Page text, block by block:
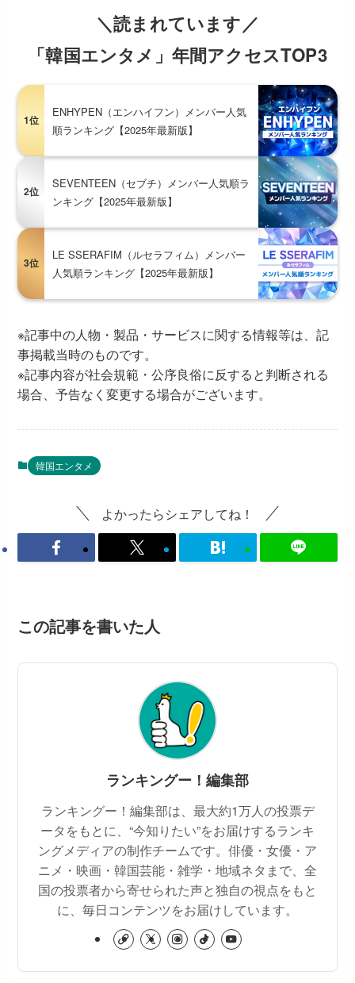
＼読まれています／
「韓国エンタメ」年間アクセスTOP3
1位
ENHYPEN（エンハイフン）メンバー人気
順ランキング【2025年最新版】
2位
SEVENTEEN（セブチ）メンバー人気順ラ
ンキング【2025年最新版】
3位
LE SSERAFIM（ルセラフィム）メンバー
人気順ランキング【2025年最新版】
※記事中の人物・製品・サービスに関する情報等は、記
事掲載当時のものです。
※記事内容が社会規範・公序良俗に反すると判断される
場合、予告なく変更する場合がございます。
韓国エンタメ
よかったらシェアしてね！
この記事を書いた人
ランキングー！編集部
ランキングー！編集部は、最大約1万人の投票デ
ータをもとに、“今知りたい”をお届けするランキ
ングメディアの制作チームです。俳優・女優・ア
ニメ・映画・韓国芸能・雑学・地域ネタまで、全
国の投票者から寄せられた声と独自の視点をもと
に、毎日コンテンツをお届けしています。